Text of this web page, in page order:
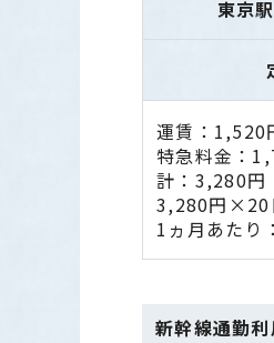
東京
運賃：1,520
特急料金：
計：3,280円
3,280円×20
1ヵ月あたり
新幹線通勤